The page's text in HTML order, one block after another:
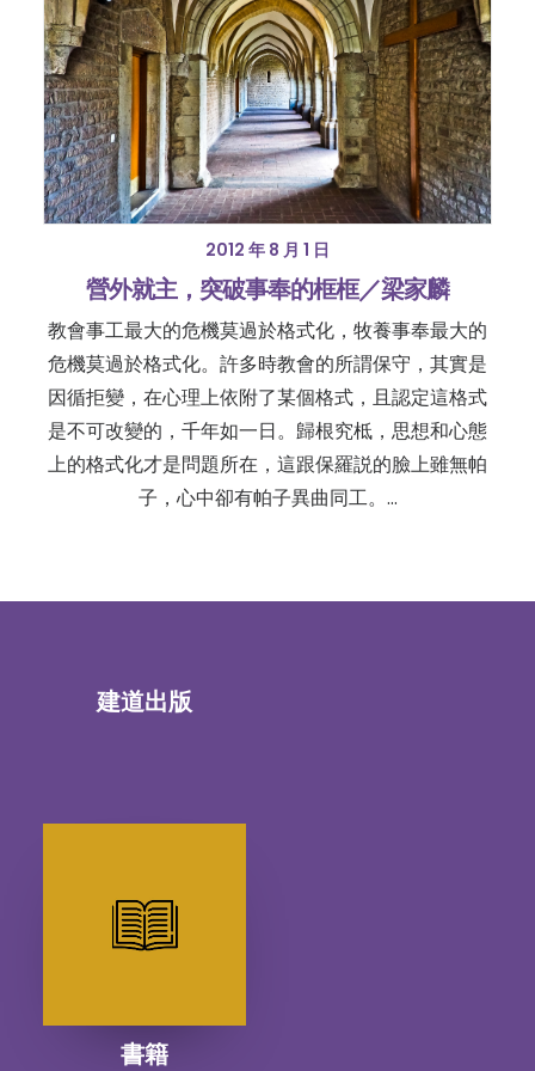
2012 年 8 月 1 日
營外就主，突破事奉的框框／梁家麟
教會事工最大的危機莫過於格式化，牧養事奉最大的
危機莫過於格式化。許多時教會的所謂保守，其實是
因循拒變，在心理上依附了某個格式，且認定這格式
是不可改變的，千年如一日。歸根究柢，思想和心態
上的格式化才是問題所在，這跟保羅説的臉上雖無帕
子，心中卻有帕子異曲同工。…
建道出版
書籍